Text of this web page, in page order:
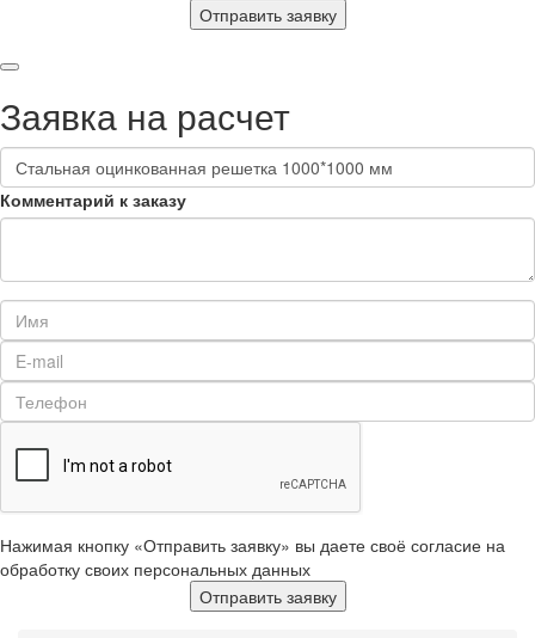
Отправить заявку
Заявка на расчет
Комментарий к заказу
Нажимая кнопку «Отправить заявку» вы даете своё согласие на
обработку своих персональных данных
Отправить заявку